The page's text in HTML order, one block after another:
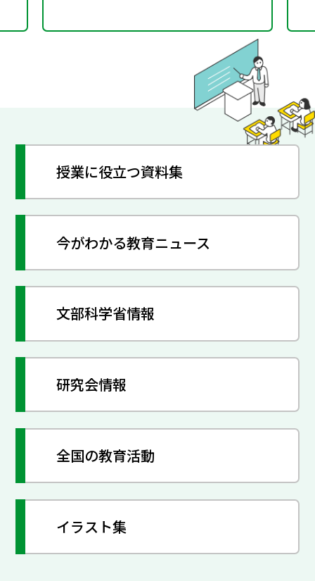
授業に役立つ資料集
今がわかる教育ニュース
文部科学省情報
研究会情報
全国の教育活動
イラスト集